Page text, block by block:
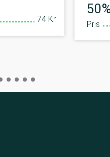
74 Kr.
Pris